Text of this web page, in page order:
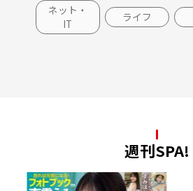
ネット・
IT
ライフ
週刊SPA!